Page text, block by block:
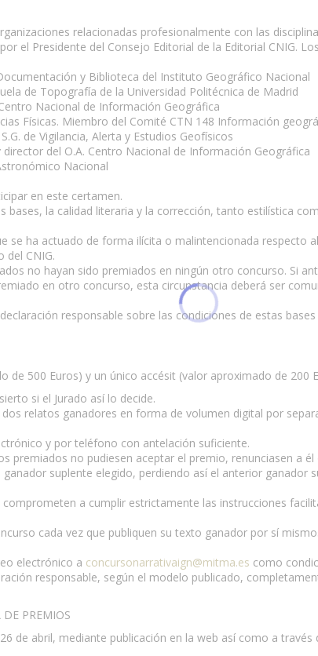
relacionadas profesionalmente con las
el Presidente del Consejo Editorial de la Editorial CNIG.
y Biblioteca del Instituto Geográfico Nacional
de Topografía de la Universidad Politécnica de Madrid
Nacional de Información Geográfica
Físicas. Miembro del Comité CTN 148 Información
de Vigilancia, Alerta y Estudios Geofísicos
del O.A. Centro Nacional de Información Geográfica
Nacional
en este certamen.
bases, la calidad literaria y la corrección, tanto estilística
se ha actuado de forma ilícita o malintencionada respecto
del CNIG.
no hayan sido premiados en ningún otro concurso. Si
en otro concurso, esta circunstancia deberá ser
responsable sobre las condiciones de estas
de 500 Euros) y un único accésit (valor aproximado de 200
si el Jurado así lo decide.
relatos ganadores en forma de volumen digital por
y por teléfono con antelación suficiente.
premiados no pudiesen aceptar el premio, renunciasen a
suplente elegido, perdiendo así el anterior ganador
a cumplir estrictamente las instrucciones
cada vez que publiquen su texto ganador por sí
electrónico a concursonarrativaign@mitma.es como
responsable, según el modelo publicado,
PREMIOS
de abril, mediante publicación en la web así como a través